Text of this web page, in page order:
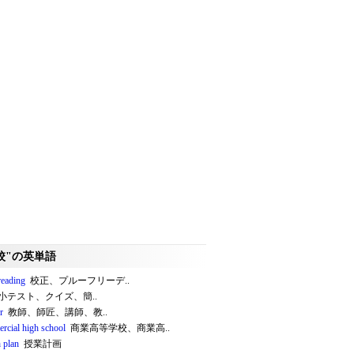
"の英単語
校正、プルーフリーデ..
テスト、クイズ、簡..
教師、師匠、講師、教..
high school 商業高等学校、商業高..
plan 授業計画